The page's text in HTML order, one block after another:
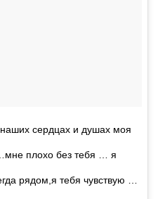
сердцах и душах моя
плохо без тебя … я
рядом,я тебя чувствую …